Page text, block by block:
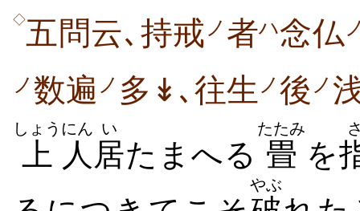
◇五問云､持戒 ノ 者ハ念仏
ノ 数遍 ノ 多↡､往生 ノ 後 ノ
上
しょう
人
にん
居
い
たまへる 畳
たたみ
を
やぶ